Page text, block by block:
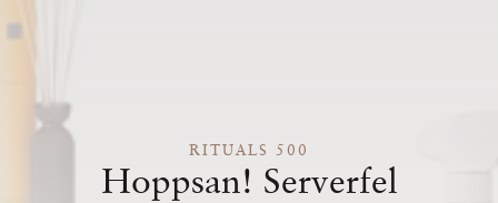
RITUALS 500
Hoppsan! Serverfel